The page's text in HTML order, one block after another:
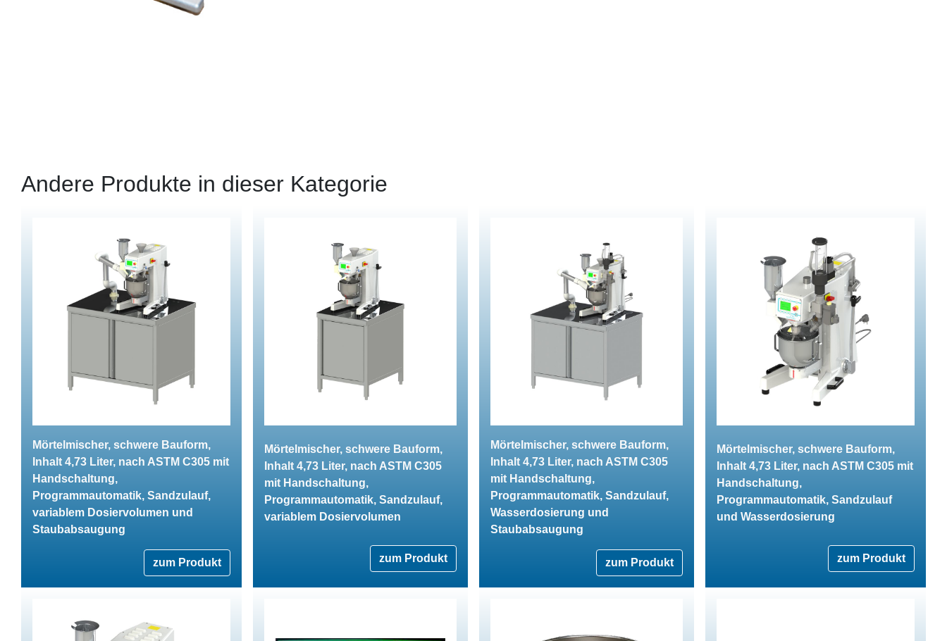
Andere Produkte in dieser Kategorie
Mörtelmischer, schwere Bauform,
Inhalt 4,73 Liter, nach ASTM C305 mit
Handschaltung,
Programmautomatik, Sandzulauf,
variablem Dosiervolumen und
Staubabsaugung
zum Produkt
Mörtelmischer, schwere Bauform,
Inhalt 4,73 Liter, nach ASTM C305
mit Handschaltung,
Programmautomatik, Sandzulauf,
variablem Dosiervolumen
zum Produkt
Mörtelmischer, schwere Bauform,
Inhalt 4,73 Liter, nach ASTM C305
mit Handschaltung,
Programmautomatik, Sandzulauf,
Wasserdosierung und
Staubabsaugung
zum Produkt
Mörtelmischer, schwere Bauform,
Inhalt 4,73 Liter, nach ASTM C305 mit
Handschaltung,
Programmautomatik, Sandzulauf
und Wasserdosierung
zum Produkt